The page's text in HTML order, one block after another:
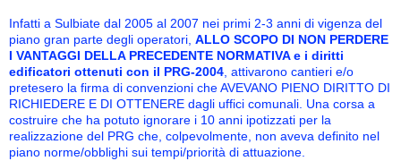
Infatti a Sulbiate dal 2005 al 2007 nei primi 2-3 anni di vigenza del
piano gran parte degli operatori, ALLO SCOPO DI NON PERDERE
I VANTAGGI DELLA PRECEDENTE NORMATIVA e i diritti
edificatori ottenuti con il PRG-2004 , attivarono cantieri e/o
pretesero la firma di convenzioni che AVEVANO PIENO DIRITTO DI
RICHIEDERE E DI OTTENERE dagli uffici comunali. Una corsa a
costruire che ha potuto ignorare i 10 anni ipotizzati per la
realizzazione del PRG che, colpevolmente, non aveva definito nel
piano norme/obblighi sui tempi/priorità di attuazione.